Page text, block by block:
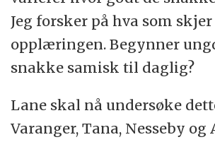
Jeg forsker på hva som
opplæringen. Begynner
snakke samisk til daglig?
Lane skal nå undersøke
Varanger, Tana, Nesseby og